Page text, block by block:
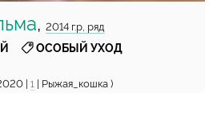
, 2014 г.р, ряд
ОСОБЫЙ УХОД
| 1 | Рыжая_кошка )